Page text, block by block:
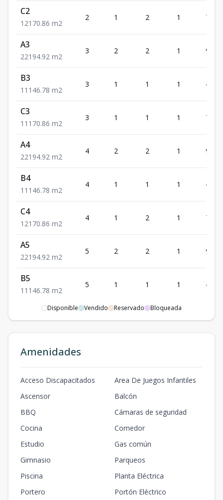
C2
1 21 70.86 m2
2 1 2 1 70.86
A3
221 94.92 m2
3 2 2 1 94.92
B3
1 1 1 46.78 m2
3 1 1 1 46.78
C3
1 1 1 70.86 m2
3 1 1 1 70.86
A4
221 94.92 m2
4 2 2 1 94.92
B4
1 1 1 46.78 m2
4 1 1 1 46.78
C4
1 21 70.86 m2
4 1 2 1 70.86
A5
221 94.92 m2
5 2 2 1 94.92
B5
1 1 1 46.78 m2
5 1 1 1 46.78
2 2 2 1 94.92
Disponible Vendido Reservado Bloqueada
Amenidades
Acceso Discapacitados
Area De Juegos Infantiles
Ascensor
Balcón
BBQ
Cámaras de seguridad
Cocina
Comedor
Estudio
Gas común
Gimnasio
Parqueos
Piscina
Planta Eléctrica
Portero
Portón Eléctrico